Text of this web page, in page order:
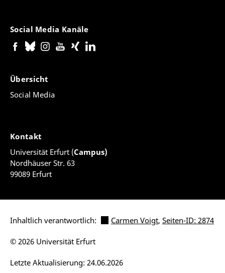
Social Media Kanäle
Übersicht
Social Media
Kontakt
Universität Erfurt (Campus)
Nordhäuser Str. 63
99089 Erfurt
Inhaltlich verantwortlich: Carmen Voigt, Seiten-ID: 2874
Letzte Aktualisierung: 24.06.2026
© 2026 Universität Erfurt